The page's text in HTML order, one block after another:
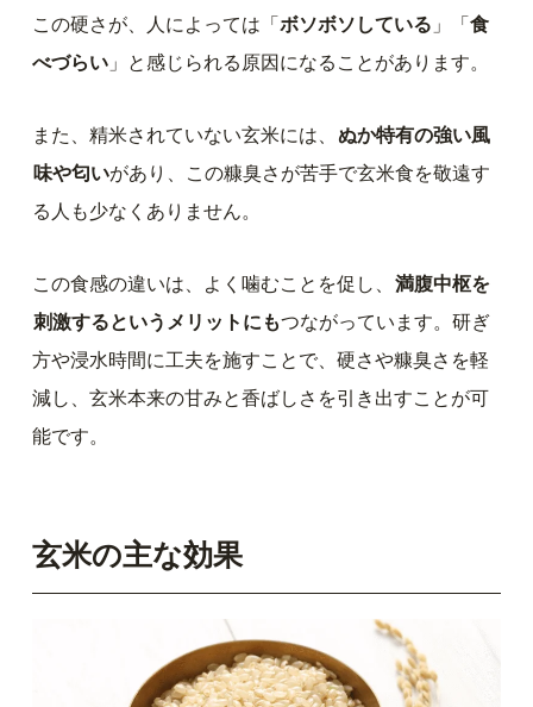
この硬さが、人によっては「ボソボソしている 」「食
べづらい 」と感じられる原因になることがあります。
また、精米されていない玄米には、 ぬか特有の強い風
味や匂いがあり、この糠臭さが苦手で玄米食を敬遠す
る人も少なくありません。
この食感の違いは、よく噛むことを促し、 満腹中枢を
刺激するというメリットにもつながっています。研ぎ
方や浸水時間に工夫を施すことで、硬さや糠臭さを軽
減し、玄米本来の甘みと香ばしさを引き出すことが可
能です。
玄米の主な効果